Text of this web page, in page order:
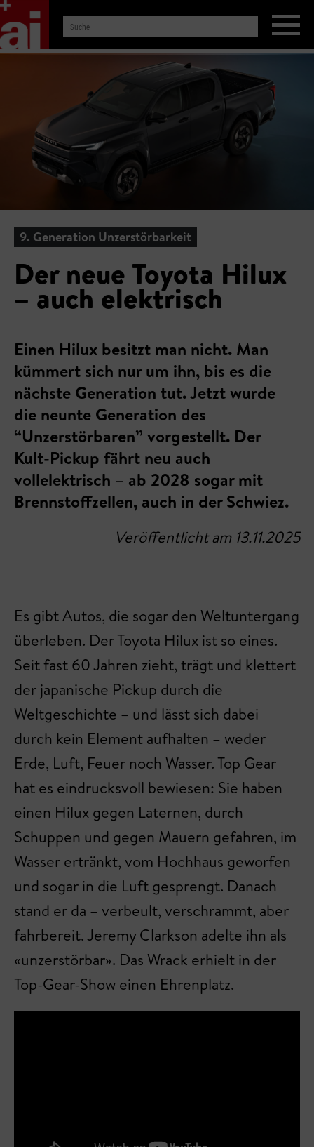
9. Generation Unzerstörbarkeit
Der neue Toyota Hilux
– auch elektrisch
Einen Hilux besitzt man nicht. Man
kümmert sich nur um ihn, bis es die
nächste Generation tut. Jetzt wurde
die neunte Generation des
“Unzerstörbaren” vorgestellt. Der
Kult-Pickup fährt neu auch
vollelektrisch – ab 2028 sogar mit
Brennstoffzellen, auch in der Schwiez.
Veröffentlicht am 13.11.2025
Es gibt Autos, die sogar den Weltuntergang
überleben. Der Toyota Hilux ist so eines.
Seit fast 60 Jahren zieht, trägt und klettert
der japanische Pickup durch die
Weltgeschichte – und lässt sich dabei
durch kein Element aufhalten – weder
Erde, Luft, Feuer noch Wasser. Top Gear
hat es eindrucksvoll bewiesen: Sie haben
einen Hilux gegen Laternen, durch
Schuppen und gegen Mauern gefahren, im
Wasser ertränkt, vom Hochhaus geworfen
und sogar in die Luft gesprengt. Danach
stand er da – verbeult, verschrammt, aber
fahrbereit. Jeremy Clarkson adelte ihn als
«unzerstörbar». Das Wrack erhielt in der
Top-Gear-Show einen Ehrenplatz.